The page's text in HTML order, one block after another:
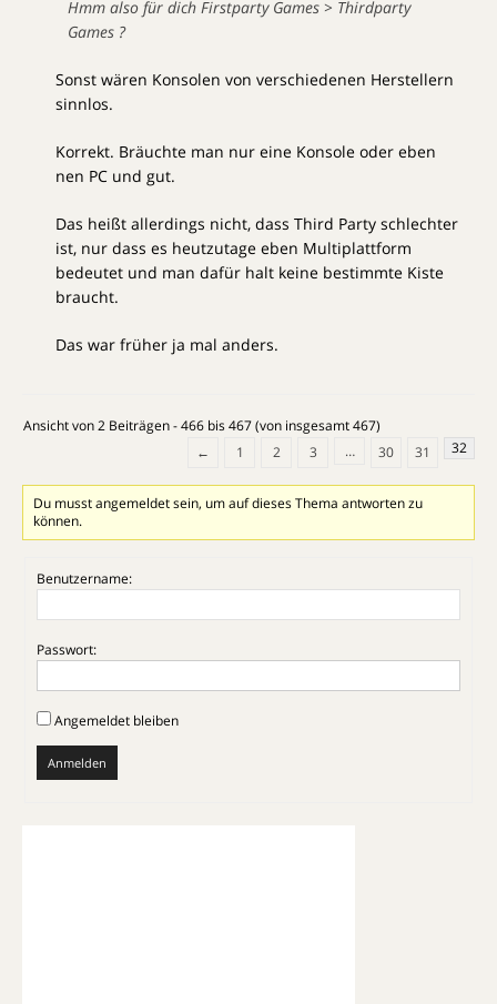
Hmm also für dich Firstparty Games > Thirdparty
Games ?
Sonst wären Konsolen von verschiedenen Herstellern
sinnlos.
Korrekt. Bräuchte man nur eine Konsole oder eben
nen PC und gut.
Das heißt allerdings nicht, dass Third Party schlechter
ist, nur dass es heutzutage eben Multiplattform
bedeutet und man dafür halt keine bestimmte Kiste
braucht.
Das war früher ja mal anders.
Ansicht von 2 Beiträgen - 466 bis 467 (von insgesamt 467)
←
1 2 3 … 30 31 32
Du musst angemeldet sein, um auf dieses Thema antworten zu
können.
Benutzername:
Passwort:
Angemeldet bleiben
Anmelden